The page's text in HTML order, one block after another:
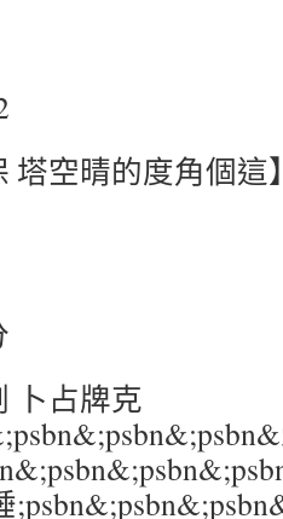
塔空晴的度角個這
卜占牌克